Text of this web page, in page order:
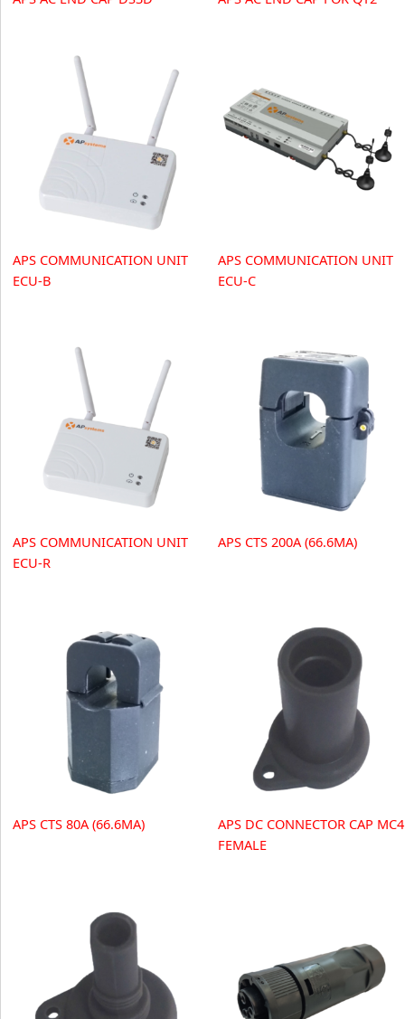
APS COMMUNICATION UNIT
ECU-B
APS COMMUNICATION UNIT
ECU-C
APS COMMUNICATION UNIT
ECU-R
APS CTS 200A (66.6MA)
APS CTS 80A (66.6MA)
APS DC CONNECTOR CAP MC4
FEMALE